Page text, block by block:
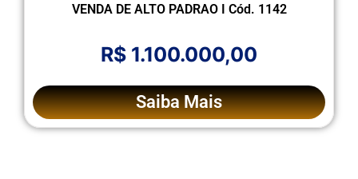
VENDA DE ALTO PADRAO I Cód. 1142
R$ 1.100.000,00
Saiba Mais